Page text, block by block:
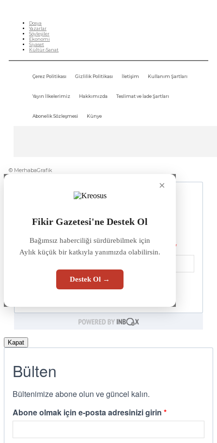
Dosya
Yazarlar
Söyleşiler
Ekonomi
Siyaset
Kültür-Sanat
Çerez Politikası Gizlilik Politikası İletişim Kullanım Şartları
Yayın İlkelerimiz Hakkımızda Teslimat ve İade Şartları
Abonelik Sözleşmesi Künye
© MerhabaGrafik
×
Fikir Gazetesi'ne Destek Ol
Bağımsız haberciliği sürdürebilmek için
Aylık küçük bir katkıyla yanımızda olabilirsin.
Destek Ol →
Kapat